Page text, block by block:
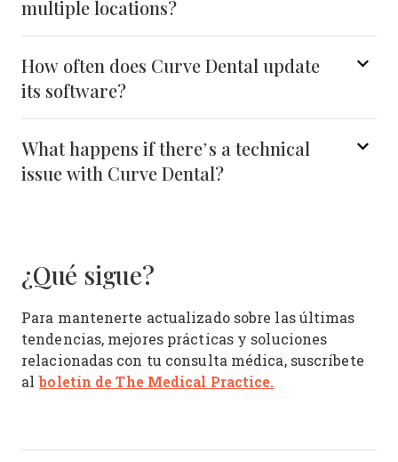
multiple locations?
How often does Curve Dental update
its software?
What happens if there’s a technical
issue with Curve Dental?
¿Qué sigue?
Para mantenerte actualizado sobre las últimas
tendencias, mejores prácticas y soluciones
relacionadas con tu consulta médica, suscríbete
alboletín de The Medical Practice.